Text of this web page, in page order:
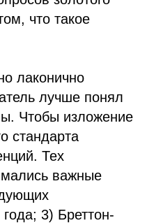
что такое
лаконично
лучше понял
Чтобы изложение
стандарта
Тех
важные
3) Бреттон-